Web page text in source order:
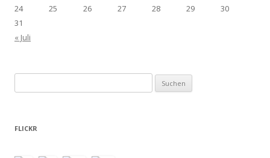
24
25 26 27 28 29
30
31
« Juli
nach:
FLICKR